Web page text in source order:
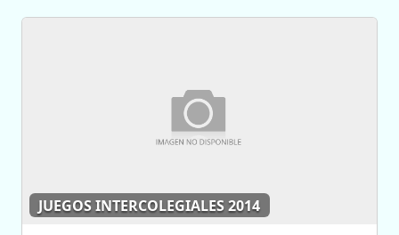
JUEGOS INTERCOLEGIALES 2014